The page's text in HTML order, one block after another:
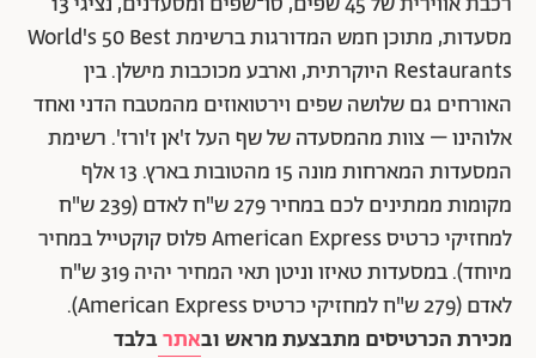
מסעדות, מתוכן חמש המדורגות ברשימת World's 50 Best
Restaurants היוקרתית, וארבע מכוכבות מישלן. בין
האורחים גם שלושה שפים וירטואוזים מהמטבח הדני ואחד
אלוהינו – צוות מהמסעדה של שף העל ז'אן ז'ורז'. רשימת
המסעדות המארחות מונה 15 מהטובות בארץ. 13 אלף
מקומות ממתינים לכם במחיר 279 ש"ח לאדם (239 ש"ח
למחזיקי כרטיס American Express פלוס קוקטייל במחיר
מיוחד). במסעדות טאיזו וניטן תאי המחיר יהיה 319 ש"ח
לאדם (279 ש"ח למחזיקי כרטיס American Express).
מכירת הכרטיסים מתבצעת מראש ובאתרבלבד